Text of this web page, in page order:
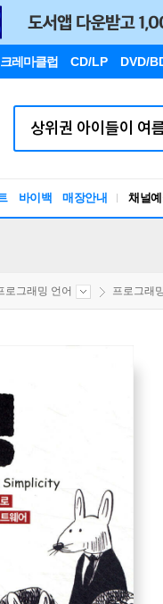
크레마클럽 CD/LP DVD/
바이백 매장안내 채널
로그래밍 언어 프로그래